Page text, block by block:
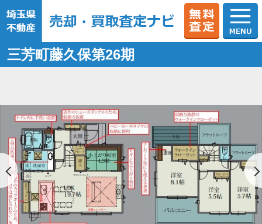
三芳町藤久保第26期